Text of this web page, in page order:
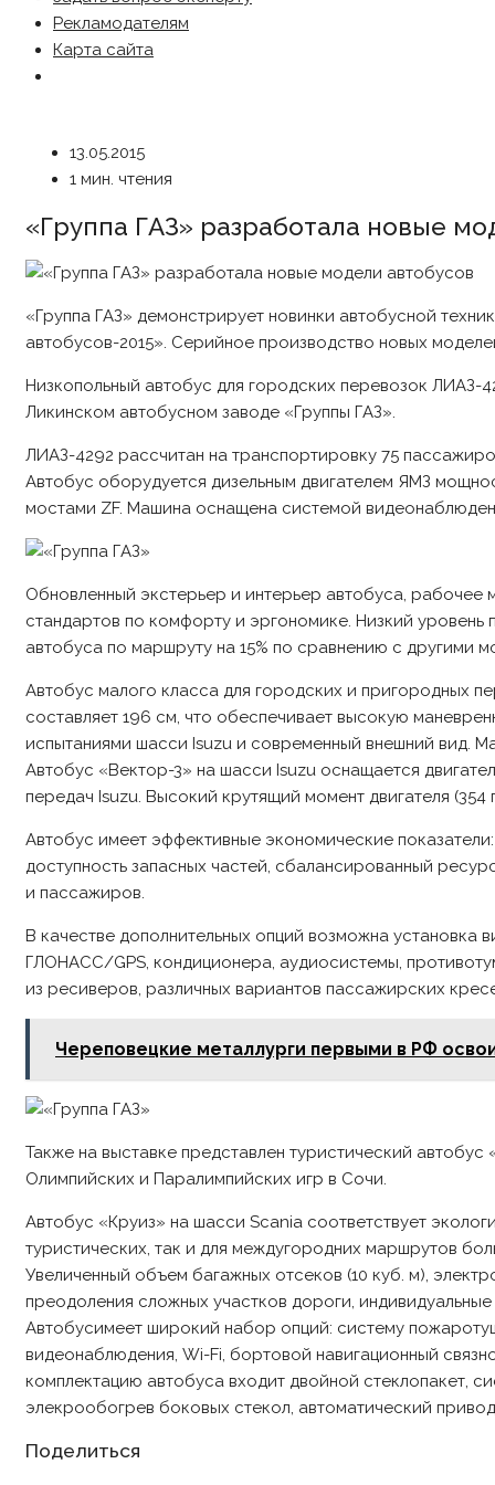
Рекламодателям
Карта сайта
13.05.2015
1 мин. чтения
«Группа ГАЗ» разработала новые
«Группа ГАЗ» демонстрирует новинки автобусной
автобусов-2015». Серийное производство новых
Низкопольный автобус для городских перевозок ЛИАЗ-
Ликинском автобусном заводе «Группы ГАЗ».
ЛИАЗ-4292 рассчитан на транспортировку 75
Автобус оборудуется дизельным двигателем ЯМЗ
мостами ZF. Машина оснащена системой
Обновленный экстерьер и интерьер автобуса,
стандартов по комфорту и эргономике. Низкий
автобуса по маршруту на 15% по сравнению с другими
Автобус малого класса для городских и пригородных
составляет 196 см, что обеспечивает высокую
испытаниями шасси Isuzu и современный внешний вид.
Автобус «Вектор-3» на шасси Isuzu оснащается
передач Isuzu. Высокий крутящий момент двигателя
Автобус имеет эффективные экономические
доступность запасных частей, сбалансированный
и пассажиров.
В качестве дополнительных опций возможна
ГЛОНАСС/GPS, кондиционера, аудиосистемы,
из ресиверов, различных вариантов пассажирских
Череповецкие металлурги первыми в РФ
Также на выставке представлен туристический
Олимпийских и Паралимпийских игр в Сочи.
Автобус «Круиз» на шасси Scania соответствует
туристических, так и для междугородних маршрутов
Увеличенный объем багажных отсеков (10 куб. м),
преодоления сложных участков дороги,
Автобусимеет широкий набор опций: систему
видеонаблюдения, Wi-Fi, бортовой навигационный
комплектацию автобуса входит двойной стеклопакет,
элекрообогрев боковых стекол, автоматический
Поделиться